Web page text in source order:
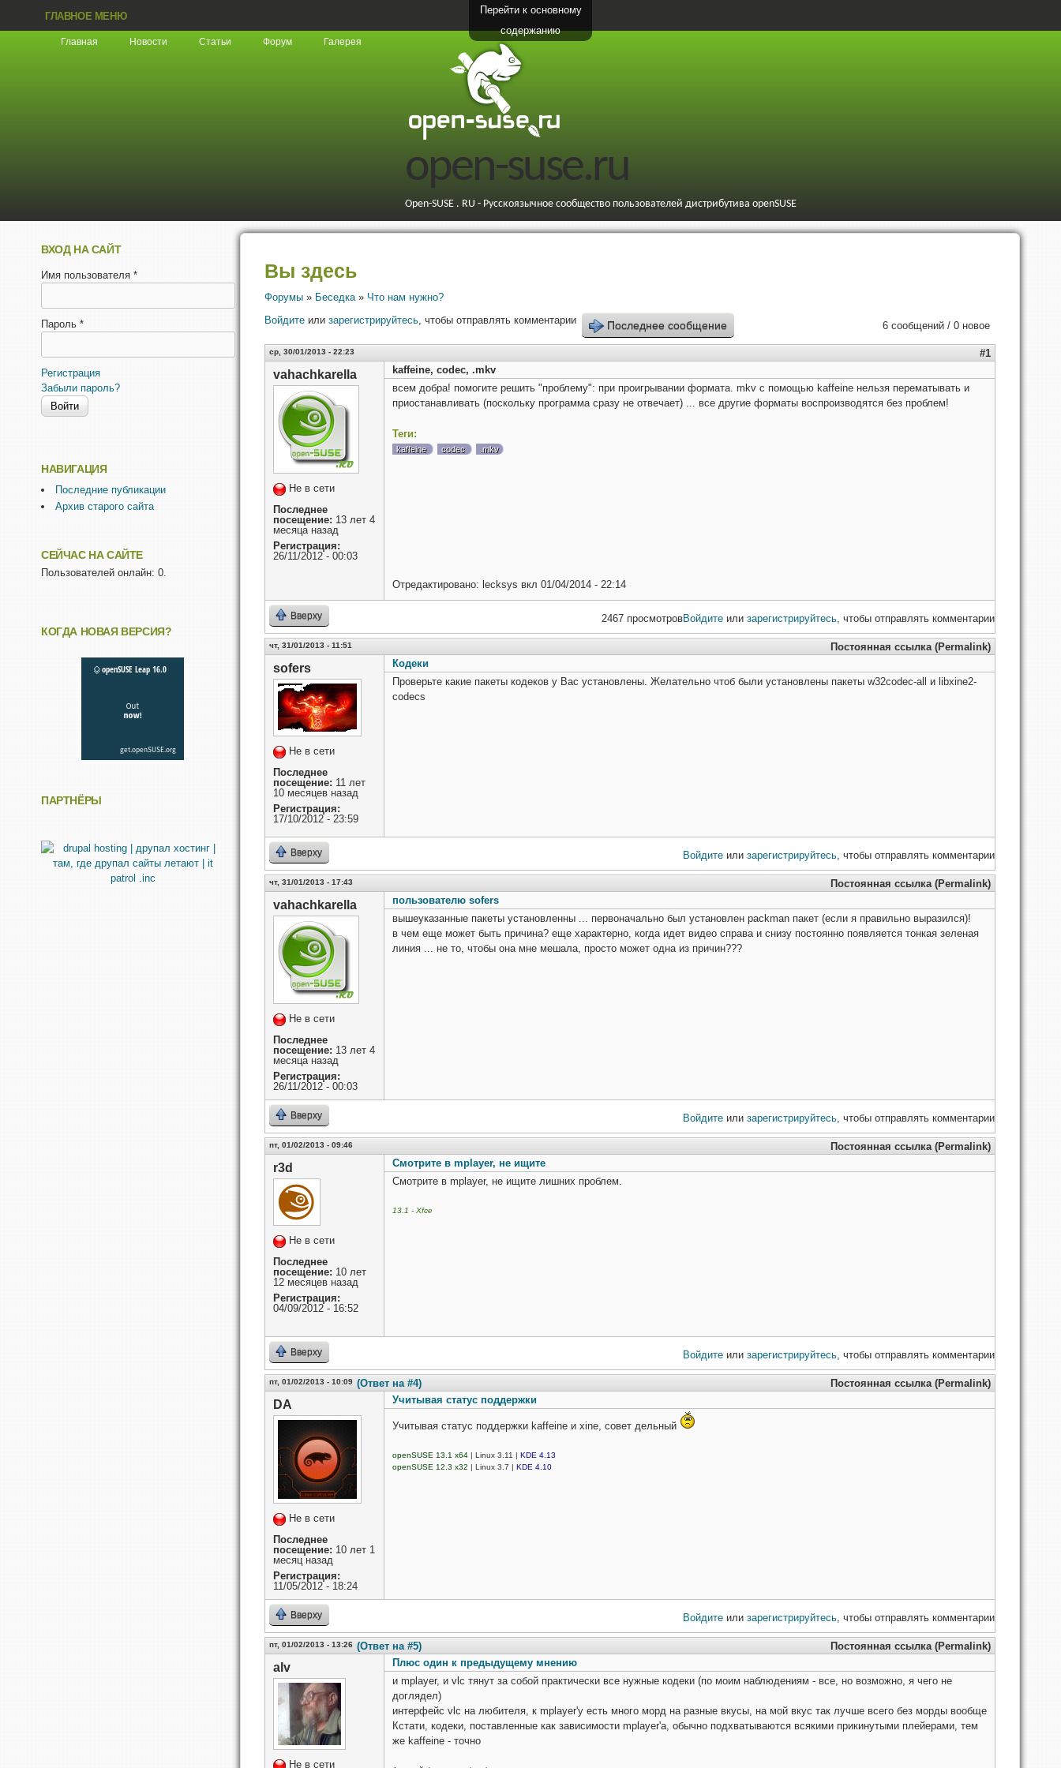
Перейти к основному
содержанию
ГЛАВНОЕ МЕНЮ
Главная Новости Статьи Форум Галерея
open-suse.ru
Open-SUSE . RU - Русскоязычное сообщество пользователей дистрибутива openSUSE
Вы здесь
Форумы » Беседка» Что нам нужно?
6 сообщений / 0 новое
Войдите или зарегистрируйтесь, чтобы отправлять комментарии Последнее сообщение
ср, 30/01/2013 - 22:23 #1
vahachkarella
Не в сети
Последнее
посещение: 13 лет 4
месяца назад
Регистрация:
26/11/2012 - 00:03
kaffeine, codec, .mkv
всем добра! помогите решить "проблему": при проигрывании формата. mkv с помощью kaffeine нельзя перематывать и
приостанавливать (поскольку программа сразу не отвечает) ... все другие форматы воспроизводятся без проблем!
Теги:
kaffeine codec .mkv
Отредактировано: lecksys вкл 01/04/2014 - 22:14
Вверху 2467 просмотровВойдите или зарегистрируйтесь, чтобы отправлять комментарии
чт, 31/01/2013 - 11:51 Постоянная ссылка (Permalink)
sofers
Не в сети
Последнее
посещение: 11 лет
10 месяцев назад
Регистрация:
17/10/2012 - 23:59
Кодеки
Проверьте какие пакеты кодеков у Вас установлены. Желательно чтоб были установлены пакеты w32codec-all и libxine2-
codecs
Вверху Войдите или зарегистрируйтесь, чтобы отправлять комментарии
чт, 31/01/2013 - 17:43 Постоянная ссылка (Permalink)
vahachkarella
Не в сети
Последнее
посещение: 13 лет 4
месяца назад
Регистрация:
26/11/2012 - 00:03
пользователю sofers
вышеуказанные пакеты установленны ... первоначально был установлен packman пакет (если я правильно выразился)!
в чем еще может быть причина? еще характерно, когда идет видео справа и снизу постоянно появляется тонкая зеленая
линия ... не то, чтобы она мне мешала, просто может одна из причин???
Вверху Войдите или зарегистрируйтесь, чтобы отправлять комментарии
пт, 01/02/2013 - 09:46 Постоянная ссылка (Permalink)
r3d
Не в сети
Последнее
посещение: 10 лет
12 месяцев назад
Регистрация:
04/09/2012 - 16:52
Смотрите в mplayer, не ищите
Смотрите в mplayer, не ищите лишних проблем.
13.1 - Xfce
Вверху Войдите или зарегистрируйтесь, чтобы отправлять комментарии
пт, 01/02/2013 - 10:09 (Ответ на #4) Постоянная ссылка (Permalink)
DA
Не в сети
Последнее
посещение: 10 лет 1
месяц назад
Регистрация:
11/05/2012 - 18:24
Учитывая статус поддержки
Учитывая статус поддержки kaffeine и xine, совет дельный
openSUSE 13.1 x64 | Linux 3.11 | KDE 4.13
openSUSE 12.3 x32 | Linux 3.7 | KDE 4.10
Вверху Войдите или зарегистрируйтесь, чтобы отправлять комментарии
пт, 01/02/2013 - 13:26 (Ответ на #5) Постоянная ссылка (Permalink)
alv
Не в сети
Плюс один к предыдущему мнению
и mplayer, и vlc тянут за собой практически все нужные кодеки (по моим наблюдениям - все, но возможно, я чего не
доглядел)
интерфейс vlc на любителя, к mplayer'у есть много морд на разные вкусы, на мой вкус так лучше всего без морды вообще
Кстати, кодеки, поставленные как зависимости mplayer'а, обычно подхватываются всякими прикинутыми плейерами, тем
же kaffeine - точно
ВХОД НА САЙТ
Имя пользователя *
Пароль *
Регистрация
Забыли пароль?
НАВИГАЦИЯ
Последние публикации
Архив старого сайта
СЕЙЧАС НА САЙТЕ
Пользователей онлайн: 0.
КОГДА НОВАЯ ВЕРСИЯ?
ПАРТНЁРЫ